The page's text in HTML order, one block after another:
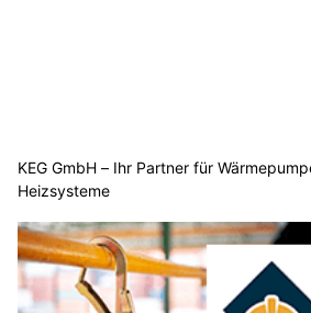
Stadtpolizei Zofingen ein – und wird am
sein 40. Dienstjubiläum feiern können.
Weiterlesen